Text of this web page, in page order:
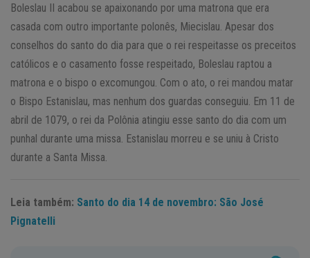
Boleslau II acabou se apaixonando por uma matrona que era
casada com outro importante polonês, Miecislau. Apesar dos
conselhos do santo do dia para que o rei respeitasse os preceitos
católicos e o casamento fosse respeitado, Boleslau raptou a
matrona e o bispo o excomungou. Com o ato, o rei mandou matar
o Bispo Estanislau, mas nenhum dos guardas conseguiu. Em 11 de
abril de 1079, o rei da Polônia atingiu esse santo do dia com um
punhal durante uma missa. Estanislau morreu e se uniu à Cristo
durante a Santa Missa.
Leia também: Santo do dia 14 de novembro: São José
Pignatelli